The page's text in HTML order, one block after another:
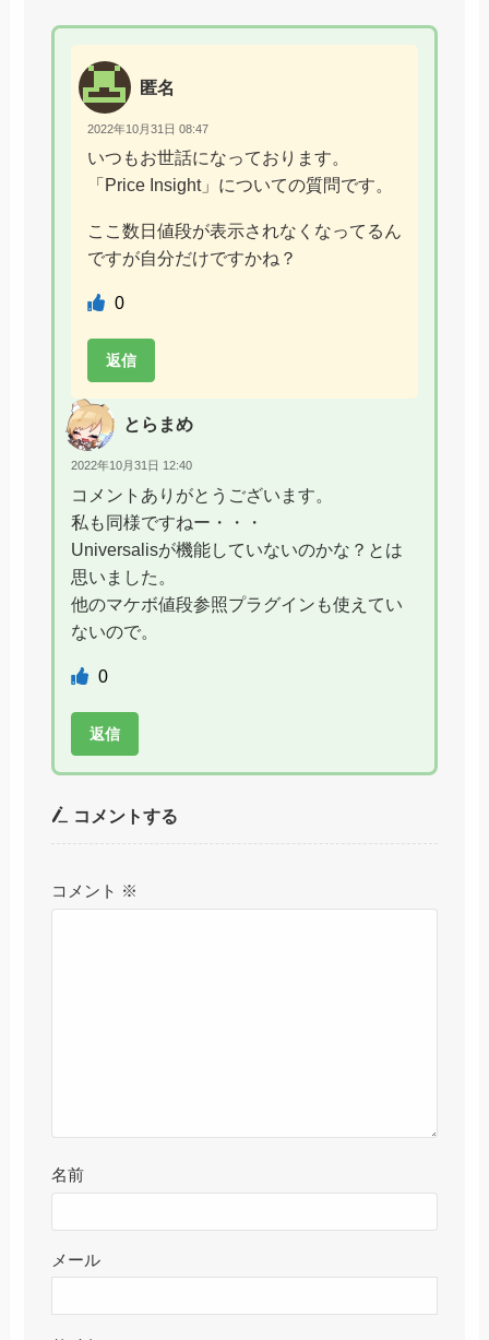
匿名
2022年10月31日 08:47
いつもお世話になっております。
「Price Insight」についての質問です。
ここ数日値段が表示されなくなってるん
ですが自分だけですかね？
0
返信
とらまめ
2022年10月31日 12:40
コメントありがとうございます。
私も同様ですねー・・・
Universalisが機能していないのかな？とは
思いました。
他のマケボ値段参照プラグインも使えてい
ないので。
0
返信
コメントする
コメント ※
名前
メール